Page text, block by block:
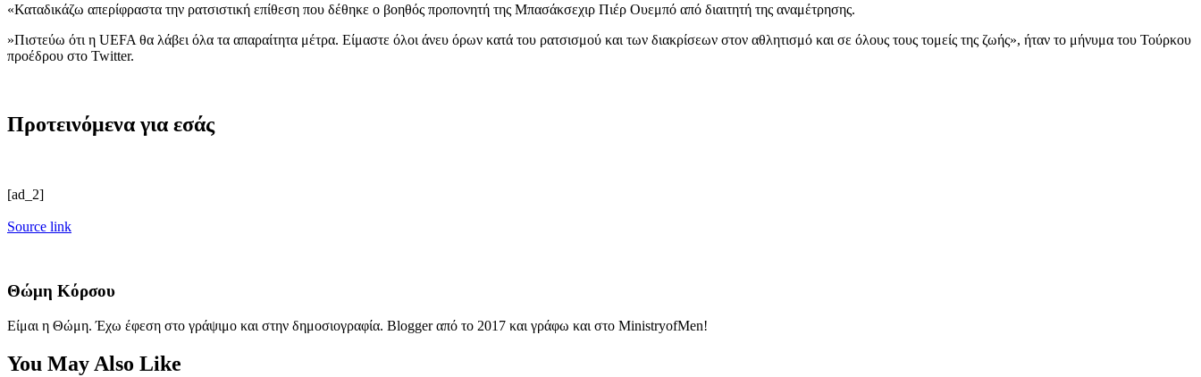
«Καταδικάζω απερίφραστα την ρατσιστική επίθεση που δέθηκε ο βοηθός προπονητή της Μπασάκσεχιρ Πιέρ Ουεμπό από διαιτητή της αναμέτρησης.
»Πιστεύω ότι η UEFA θα λάβει όλα τα απαραίτητα μέτρα. Είμαστε όλοι άνευ όρων κατά του ρατσισμού και των διακρίσεων στον αθλητισμό και σε όλους τους τομείς της ζωής», ήταν το μήνυμα του Τούρκου
προέδρου στο Twitter.
Προτεινόμενα για εσάς
[ad_2]
Source link
Θώμη Κόρσου
Είμαι η Θώμη. Έχω έφεση στο γράψιμο και στην δημοσιογραφία. Blogger από το 2017 και γράφω και στο MinistryofMen!
You May Also Like